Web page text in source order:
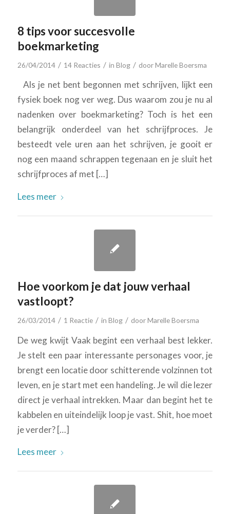
8 tips voor succesvolle
boekmarketing
26/04/2014 / 14 Reacties / in Blog / doorMarelle Boersma
Als je net bent begonnen met schrijven, lijkt een
fysiek boek nog ver weg. Dus waarom zou je nu al
nadenken over boekmarketing? Toch is het een
belangrijk onderdeel van het schrijfproces. Je
besteedt vele uren aan het schrijven, je gooit er
nog een maand schrappen tegenaan en je sluit het
schrijfproces af met […]
Lees meer
Hoe voorkom je dat jouw verhaal
vastloopt?
26/03/2014 / 1 Reactie / in Blog / doorMarelle Boersma
De weg kwijt Vaak begint een verhaal best lekker.
Je stelt een paar interessante personages voor, je
brengt een locatie door schitterende volzinnen tot
leven, en je start met een handeling. Je wil die lezer
direct je verhaal intrekken. Maar dan begint het te
kabbelen en uiteindelijk loop je vast. Shit, hoe moet
je verder? […]
Lees meer